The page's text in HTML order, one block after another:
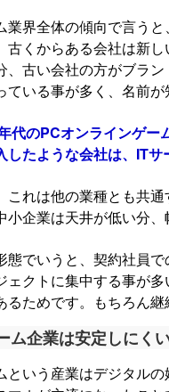
業界全体の傾向で言う
古くからある会社は新
、古い会社の方がブラ
ている事が多く、名前が
代のPCオンラインゲー
したような会社は、ITサ
これは他の業種とも共
小企業は天井が低い分
態でいうと、契約社員
ェクトに集中する事が
るためです。もちろん
ム企業は安定しにく
という産業はデジタル